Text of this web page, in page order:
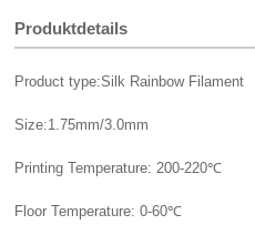
Produktdetails
Product type:Silk Rainbow Filament
Size:1.75mm/3.0mm
Printing Temperature: 200-220℃
Floor Temperature: 0-60℃